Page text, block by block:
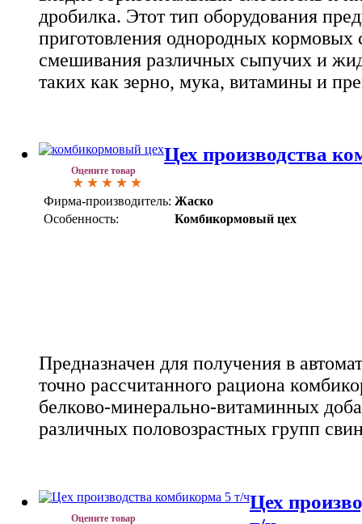
дробилка. Этот тип оборудования
приготовления однородных кормовых
смешивания различных сыпучих и
таких как зерно, мука, витамины и
Оцените товар
Цех производства
Фирма-производитель: Жаско
Особенность:
Комбикормовый цех
Предназначен для получения в
точно рассчитанного рациона
белково-минерально-витаминных
различных половозрастных групп
Оцените товар
Цех